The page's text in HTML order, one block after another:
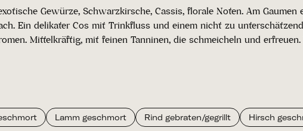
Gewürze, Schwarzkirsche, Cassis, florale Noten. Am
Ein delikater Cos mit Trinkfluss und einem nicht zu
Mittelkräftig, mit feinen Tanninen, die schmeicheln und
Lamm geschmort Rind gebraten/gegrillt Hirsch